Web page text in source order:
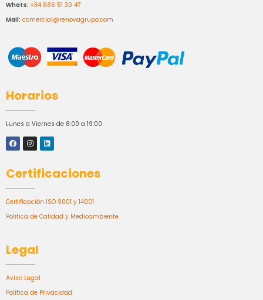
Whats: +34 686 51 30 47
Mail: comercial@renovagrupo.com
Horarios
Lunes a Viernes de 8:00 a 19:00
Certificaciones
Certificación ISO 9001 y 14001
Política de Calidad y Medioambiente
Legal
Aviso Legal
Política de Privacidad